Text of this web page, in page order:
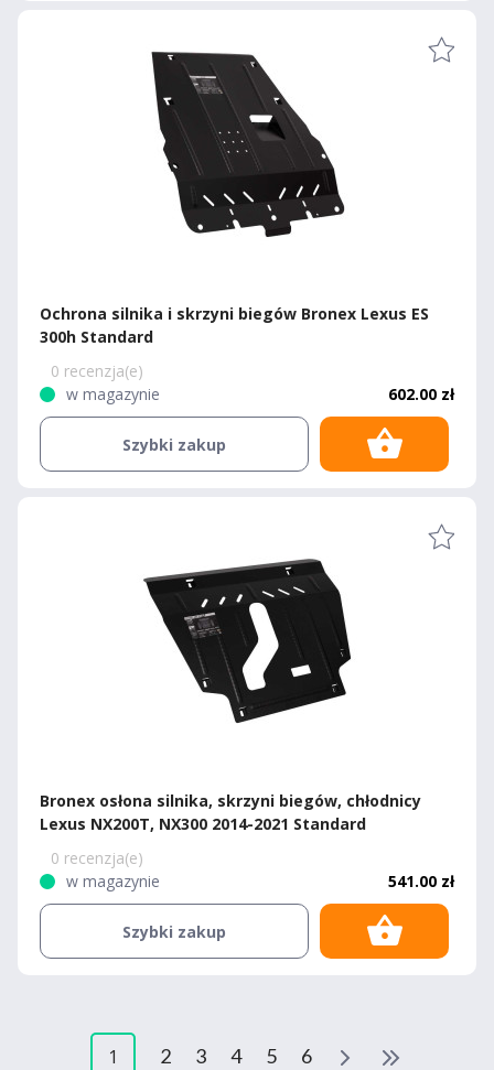
Ochrona silnika i skrzyni biegów Bronex Lexus ES
300h Standard
0 recenzja(e)
w magazynie
602.00 zł
Szybki zakup
Bronex osłona silnika, skrzyni biegów, chłodnicy
Lexus NX200T, NX300 2014-2021 Standard
0 recenzja(e)
w magazynie
541.00 zł
Szybki zakup
1 2 3 4 5 6